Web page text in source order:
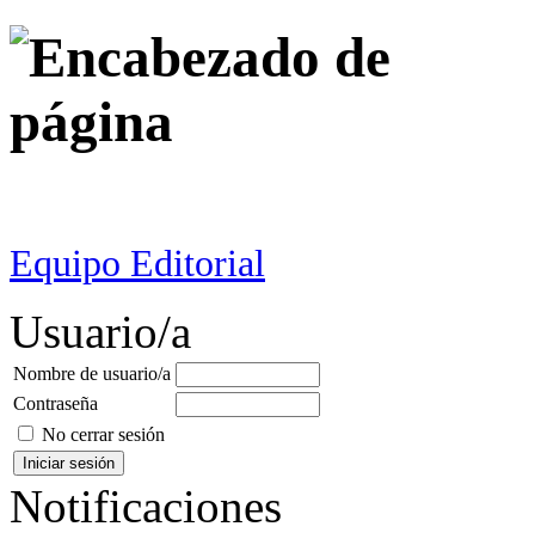
Equipo Editorial
Usuario/a
Nombre de usuario/a
Contraseña
No cerrar sesión
Notificaciones